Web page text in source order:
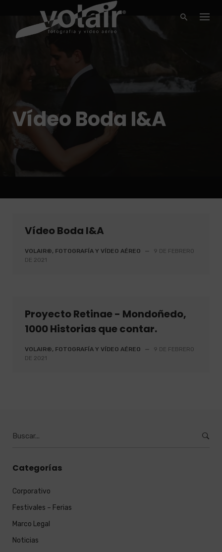
content
Vídeo Boda I&A
Vídeo Boda I&A
VOLAIR®, FOTOGRAFÍA Y VÍDEO AÉREO —
9 DE FEBRERO
DE 2021
Proyecto Retinae - Mondoñedo,
1000 Historias que contar.
VOLAIR®, FOTOGRAFÍA Y VÍDEO AÉREO —
9 DE FEBRERO
DE 2021
Categorías
Corporativo
Festivales – Ferias
Marco Legal
Noticias